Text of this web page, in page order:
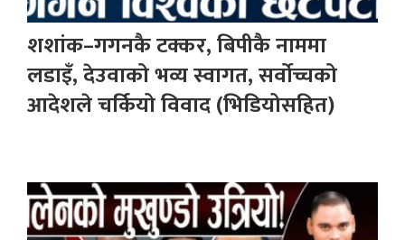
शशांक–गगनकै टक्कर, बिपीकै नाममा
लडाइँ, देउवाको भव्य स्वागत, सर्वोच्चको
आदेशले चर्कियो विवाद (भिडियोसहित)